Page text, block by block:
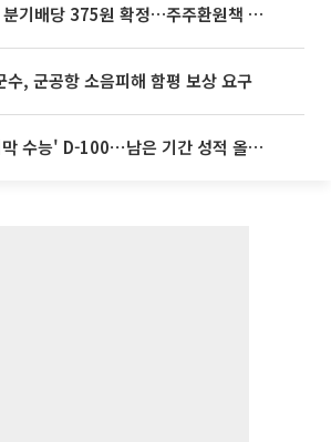
SK하이닉스, 분기배당 375원 확정…주주환원책 9월로 앞당겨 발표
수, 군공항 소음피해 함평 보상 요구
'개편 전 마지막 수능' D-100⋯남은 기간 성적 올릴 전략은